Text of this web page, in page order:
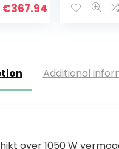
5
€367.94
Additional
over 1050 W